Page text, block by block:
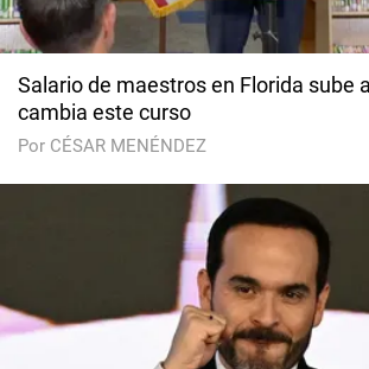
Salario de maestros en Florida sube
cambia este curso
Por CÉSAR MENÉNDEZ